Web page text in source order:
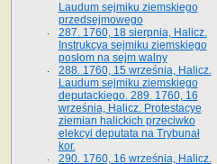
Laudum sejmiku ziemskiego
przedsejmowego
287. 1760, 18 sierpnia, Halicz.
Instrukcya sejmiku ziemskiego
posłom na sejm walny
288. 1760, 15 września, Halicz.
Laudum sejmiku ziemskiego
deputackiego. 289. 1760, 16
września, Halicz. Protestacye
ziemian halickich przeciwko
elekcyi deputata na Trybunał
kor.
290. 1760, 16 września, Halicz.